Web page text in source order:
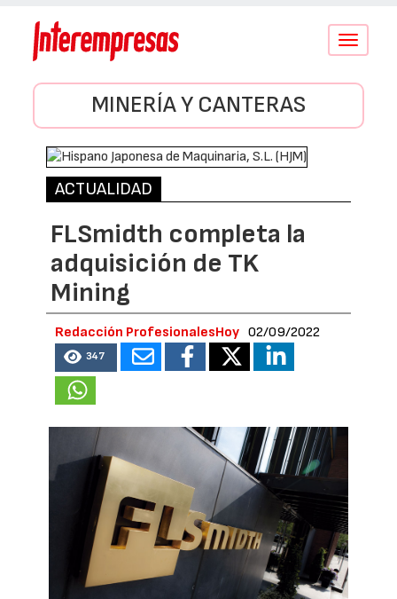
Conmutar
MINERÍA Y CANTERAS
ACTUALIDAD
FLSmidth completa la
adquisición de TK
Mining
Redacción ProfesionalesHoy 02/09/2022
347